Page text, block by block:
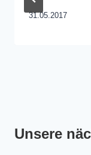
31.05.2017
Unsere